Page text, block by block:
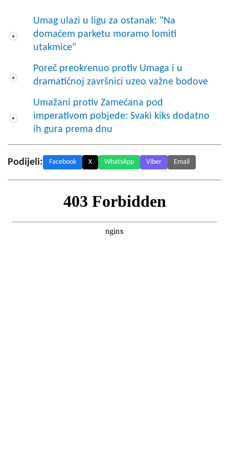
Umag ulazi u ligu za ostanak: "Na
domaćem parketu moramo lomiti
utakmice"
Poreč preokrenuo protiv Umaga i u
dramatičnoj završnici uzeo važne bodove
Umažani protiv Zamećana pod
imperativom pobjede: Svaki kiks dodatno
ih gura prema dnu
Podijeli: Facebook X WhatsApp Viber Email